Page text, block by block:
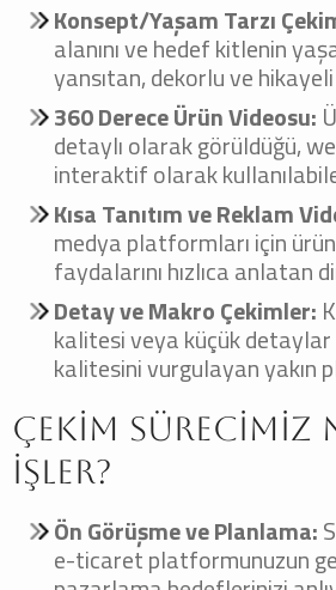
Konsept/Yaşam Tarzı
alanını ve hedef kitlenin
yansıtan, dekorlu ve
360 Derece Ürün Videosu:
detaylı olarak görüldüğü,
interaktif olarak
Kısa Tanıtım ve Reklam
medya platformları için
faydalarını hızlıca anlatan
Detay ve Makro Çekimler:
kalitesi veya küçük detaylar
kalitesini vurgulayan yakın
Çekim Sürecimiz
İşler?
Ön Görüşme ve Planlama:
e-ticaret platformunuzun